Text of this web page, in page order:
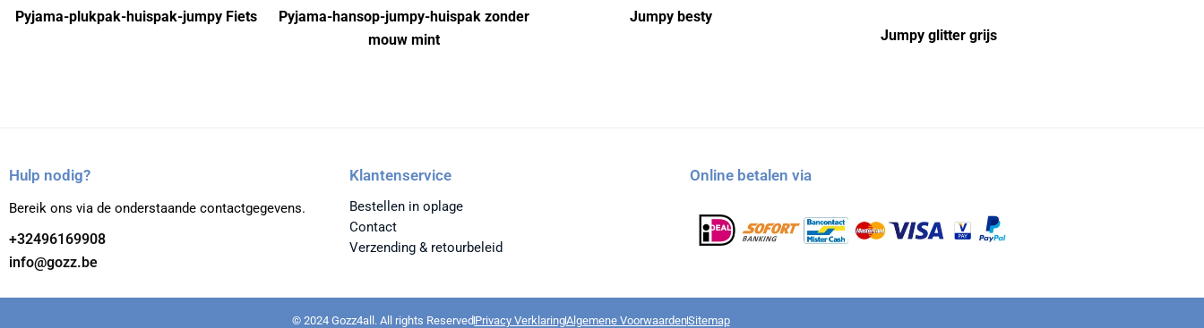
Pyjama-plukpak-huispak-jumpy Fiets
Pyjama-hansop-jumpy-huispak zonder
mouw mint
Jumpy besty
Jumpy glitter grijs
Hulp nodig?
Bereik ons via de onderstaande contactgegevens.
+32496169908
info@gozz.be
Klantenservice
Bestellen in oplage
Contact
Verzending & retourbeleid
Online betalen via
© 2024 Gozz4all. All rights ReservedPrivacy VerklaringAlgemene VoorwaardenSitemap